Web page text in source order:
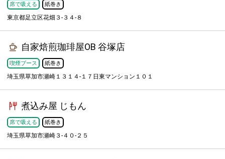
席で吸える 紙巻き
東京都足立区花畑３-３４-８
自家焙煎珈琲屋OB 谷塚店
喫煙ブース 紙巻き
埼玉県草加市瀬崎１３１４-１７日東マンション１０１
煮込み屋 じもん
席で吸える 紙巻き
埼玉県草加市瀬崎３-４０-２５